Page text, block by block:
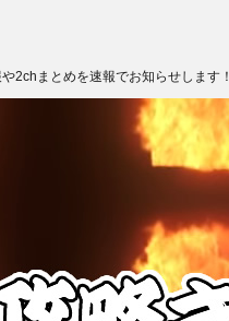
2chまとめを速報でお知らせします！